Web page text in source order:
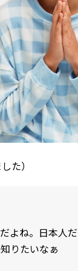
た）
よね。日本人
りたいなぁ